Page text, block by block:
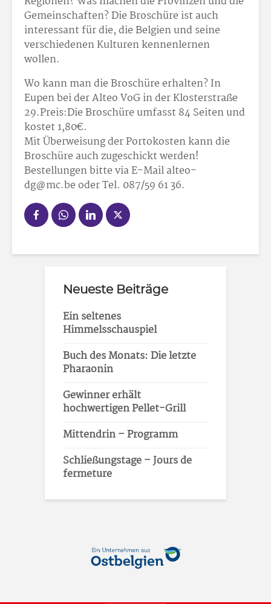
Gemeinschaften? Die Broschüre ist auch
interessant für die, die Belgien und seine
verschiedenen Kulturen kennenlernen
wollen.
Wo kann man die Broschüre erhalten? In
Eupen bei der Alteo VoG in der Klosterstraße
29.Preis:Die Broschüre umfasst 84 Seiten und
kostet 1,80€.
Mit Überweisung der Portokosten kann die
Broschüre auch zugeschickt werden!
Bestellungen bitte via E-Mail alteo-
dg@mc.be oder Tel. 087/59 61 36.
Neueste Beiträge
Ein seltenes
Himmelsschauspiel
Buch des Monats: Die letzte
Pharaonin
Gewinner erhält
hochwertigen Pellet-Grill
Mittendrin – Programm
Schließungstage – Jours de
fermeture